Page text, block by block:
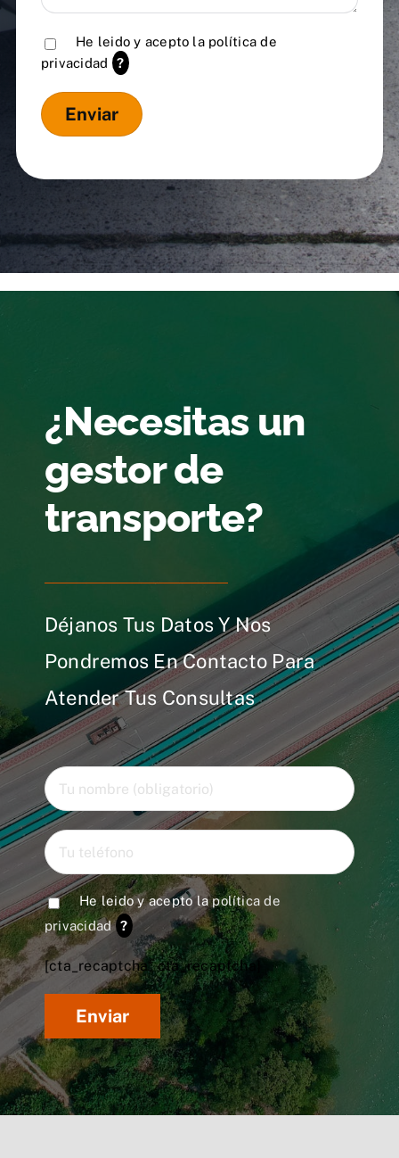
He leido y acepto la política de
privacidad
?
¿Necesitas un
gestor de
transporte?
Déjanos Tus Datos Y Nos
Pondremos En Contacto Para
Atender Tus Consultas
He leido y acepto lapolítica de
privacidad ?
[cta_recaptcha* cta_recaptcha]